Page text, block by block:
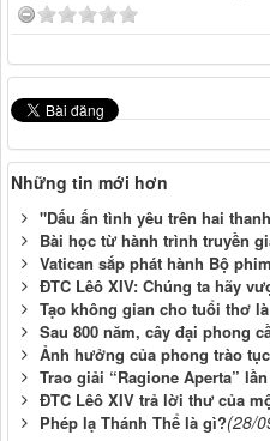
Những tin mới hơn
"Dấu ấn tình yêu trên hai
Bài học từ hành trình truyền
Vatican sắp phát hành Bộ
ĐTC Lêô XIV: Chúng ta hãy
Tạo không gian cho tuổi thơ
Sau 800 năm, cây đại phong
Ảnh hưởng của phong trào
Trao giải “Ragione Aperta”
ĐTC Lêô XIV trả lời thư của
Phép lạ Thánh Thể là gì?(28/